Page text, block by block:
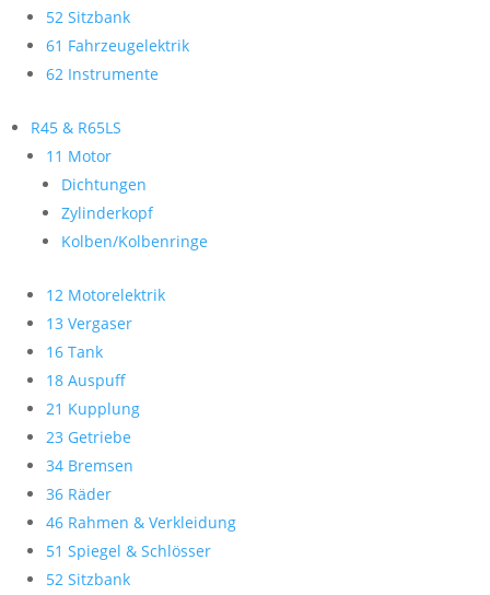
52 Sitzbank
61 Fahrzeugelektrik
62 Instrumente
R45 & R65LS
11 Motor
Dichtungen
Zylinderkopf
Kolben/Kolbenringe
12 Motorelektrik
13 Vergaser
16 Tank
18 Auspuff
21 Kupplung
23 Getriebe
34 Bremsen
36 Räder
46 Rahmen & Verkleidung
51 Spiegel & Schlösser
52 Sitzbank